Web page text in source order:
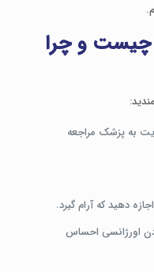
و چرا
به پزشک مراجعه
دهید که آرام گیرد.
اورژانسی احساس